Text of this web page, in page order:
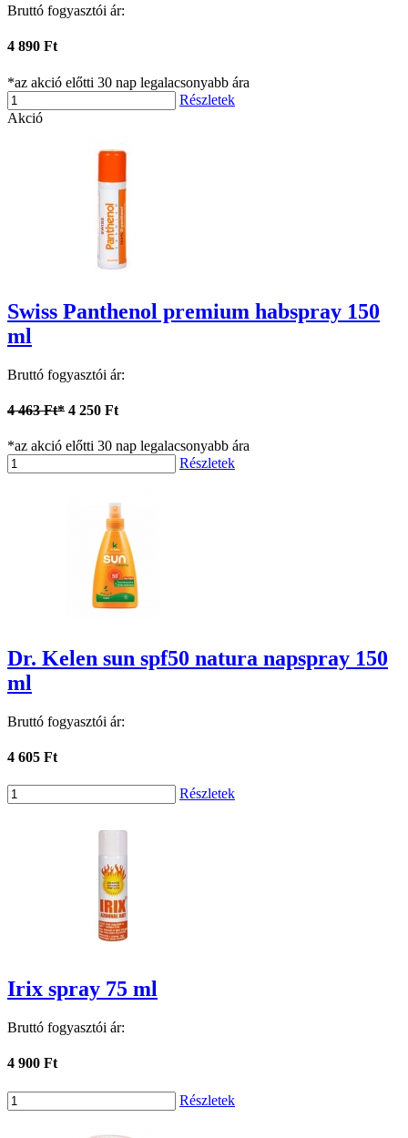
Bruttó fogyasztói ár:
4 890 Ft
*az akció előtti 30 nap legalacsonyabb ára
Részletek
Akció
Swiss Panthenol premium habspray 150
ml
Bruttó fogyasztói ár:
4 463 Ft* 4 250 Ft
*az akció előtti 30 nap legalacsonyabb ára
Részletek
Dr. Kelen sun spf50 natura napspray 150
ml
Bruttó fogyasztói ár:
4 605 Ft
Részletek
Irix spray 75 ml
Bruttó fogyasztói ár:
4 900 Ft
Részletek